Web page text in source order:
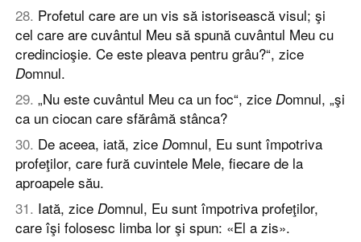
28. Profetul care are un vis să istorisească visul; şi
cel care are cuvântul Meu să spună cuvântul Meu cu
credincioşie. Ce este pleava pentru grâu?“, zice
Domnul.
29. „Nu este cuvântul Meu ca un foc“, zice Domnul, „şi
ca un ciocan care sfărâmă stânca?
30. De aceea, iată, zice Domnul, Eu sunt împotriva
profeţilor, care fură cuvintele Mele, fiecare de la
aproapele său.
31. Iată, zice Domnul, Eu sunt împotriva profeţilor,
care îşi folosesc limba lor şi spun: «El a zis».